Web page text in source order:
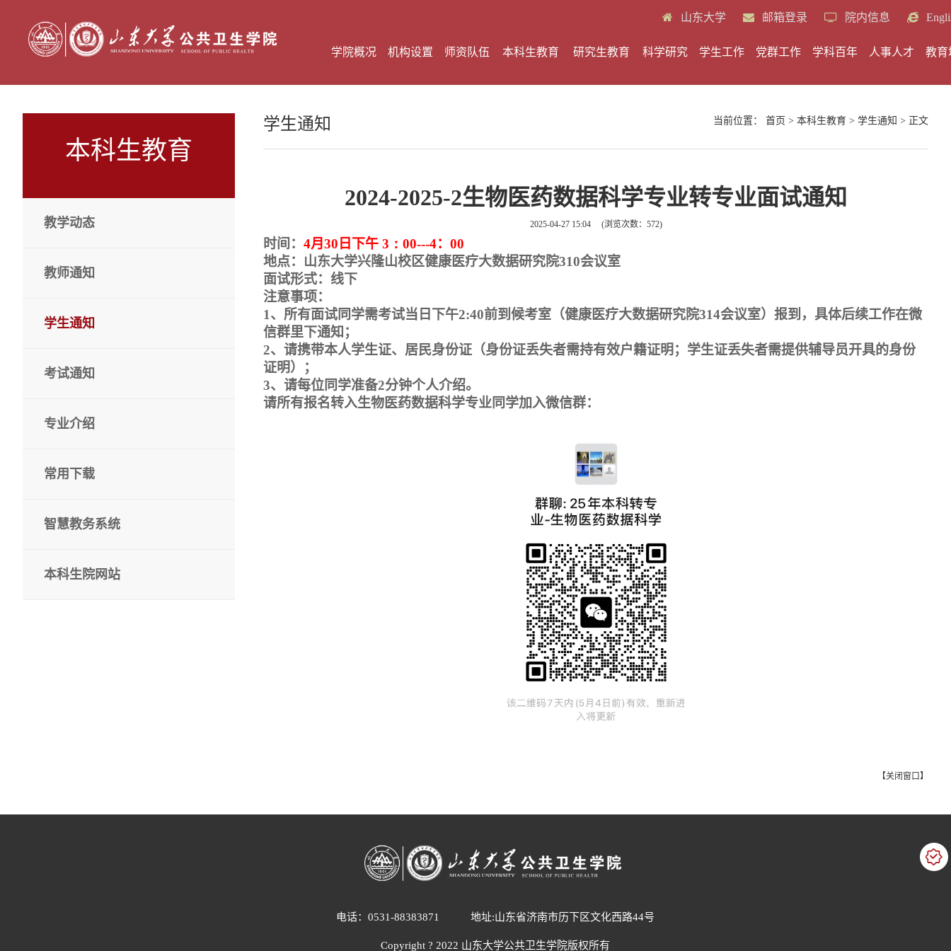
山东大学 邮箱登录 院内信息
学院概况 机构设置 师资队伍 本科生教育 研究生教育 科学研究 学生工作 党群工作 学科百年 人事人才 教育
本科生教育
教学动态
教师通知
学生通知
考试通知
专业介绍
常用下载
智慧教务系统
本科生院网站
学生通知 当前位置： 首页 > 本科生教育> 学生通知 > 正文
2024-2025-2生物医药数据科学专业转专业面试通知
2025-04-27 15:04 (浏览次数： 572)
时间： 4月30日下午 3：00---4： 00
地点：山东大学兴隆山校区健康医疗大数据研究院310会议室
面试形式：线下
注意事项：
1、所有面试同学需考试当日下午2:40前到候考室（健康医疗大数据研究院314会议室）报到，具体后续工作在微
信群里下通知；
2、请携带本人学生证、居民身份证（身份证丢失者需持有效户籍证明；学生证丢失者需提供辅导员开具的身份
证明）；
3、请每位同学准备2分钟个人介绍。
请所有报名转入生物医药数据科学专业同学加入微信群：
【关闭窗口】
电话：0531-88383871 地址:山东省济南市历下区文化西路44号
Copyright ? 2022 山东大学公共卫生学院版权所有